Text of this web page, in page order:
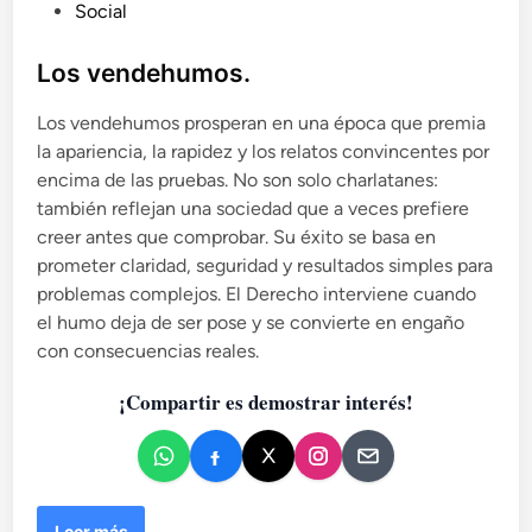
b
i
c
a
d
o
e
n
Social
Los vendehumos.
Los vendehumos prosperan en una época que premia
la apariencia, la rapidez y los relatos convincentes por
encima de las pruebas. No son solo charlatanes:
también reflejan una sociedad que a veces prefiere
creer antes que comprobar. Su éxito se basa en
prometer claridad, seguridad y resultados simples para
problemas complejos. El Derecho interviene cuando
el humo deja de ser pose y se convierte en engaño
con consecuencias reales.
¡Compartir es demostrar interés!